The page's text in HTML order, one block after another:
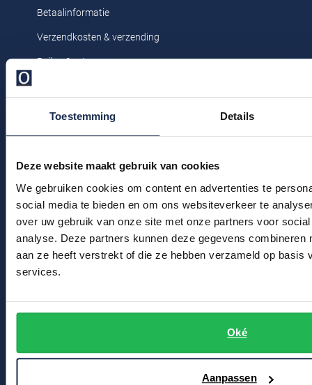
Toestemming Details
Deze website maakt gebruik van cookies
We gebruiken cookies om content en advertenties te
social media te bieden en om ons websiteverkeer te
over uw gebruik van onze site met onze partners voor
analyse. Deze partners kunnen deze gegevens combineren
aan ze heeft verstrekt of die ze hebben verzameld op basis
services.
Oké
Aanpassen
Profuomo
R2
Tommy Hilfiger
Schiesser
Slater
State of Art
Superdry
Tenson
Betaalinformatie
Verzendkosten & verzending
Ruilen & retourneren
Veelgestelde vragen
Kledingonderhoud
Klantenservice
Actievoorwaarden
Winkel
Winkel & Openingstijden
Contact
Bert Schrier Herenmode
2311 CX Leiden